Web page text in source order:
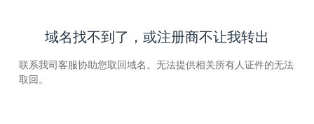
域名找不到了，或注册商不让我转出
联系我司客服协助您取回域名。无法提供相关所有人证件的无法
取回。